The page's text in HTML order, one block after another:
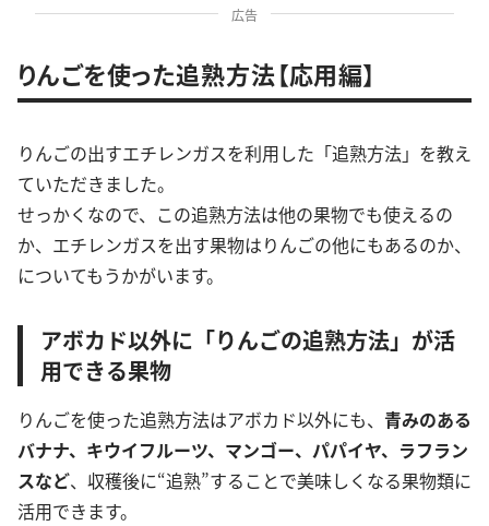
広告
りんごを使った追熟方法【応用編】
りんごの出すエチレンガスを利用した「追熟方法」を教え
ていただきました。
せっかくなので、この追熟方法は他の果物でも使えるの
か、エチレンガスを出す果物はりんごの他にもあるのか、
についてもうかがいます。
アボカド以外に「りんごの追熟方法」が活
用できる果物
りんごを使った追熟方法はアボカド以外にも、 青みのある
バナナ、キウイフルーツ、マンゴー、パパイヤ、ラフラン
スなど、収穫後に“追熟”することで美味しくなる果物類に
活用できます。